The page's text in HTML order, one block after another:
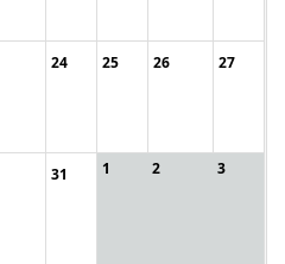
24 25 26 27
31 1 2 3